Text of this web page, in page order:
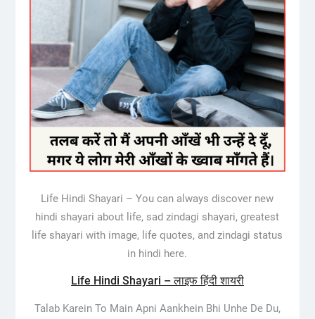
Life Hindi Shayari – You can always discover new
hindi shayari about life, sad zindagi shayari, greatest
life shayari with image, life quotes, and zindagi status
in hindi here.
Life Hindi Shayari – लाइफ हिंदी शायरी
Talab Karein To Main Apni Aankhein Bhi Unhe De Du,